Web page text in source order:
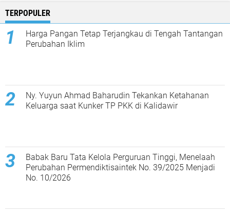
TERPOPULER
Harga Pangan Tetap Terjangkau di Tengah Tantangan
Perubahan Iklim
Ny. Yuyun Ahmad Baharudin Tekankan Ketahanan
Keluarga saat Kunker TP PKK di Kalidawir
Babak Baru Tata Kelola Perguruan Tinggi, Menelaah
Perubahan Permendiktisaintek No. 39/2025 Menjadi
No. 10/2026